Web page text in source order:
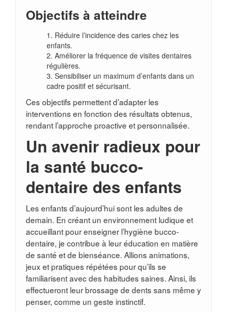
Objectifs à atteindre
Réduire l’incidence des caries chez les
enfants.
Améliorer la fréquence de visites dentaires
régulières.
Sensibiliser un maximum d’enfants dans un
cadre positif et sécurisant.
Ces objectifs permettent d’adapter les
interventions en fonction des résultats obtenus,
rendant l’approche proactive et personnalisée.
Un avenir radieux pour
la santé bucco-
dentaire des enfants
Les enfants d’aujourd’hui sont les adultes de
demain. En créant un environnement ludique et
accueillant pour enseigner l’hygiène bucco-
dentaire, je contribue à leur éducation en matière
de santé et de bienséance. Allions animations,
jeux et pratiques répétées pour qu’ils se
familiarisent avec des habitudes saines. Ainsi, ils
effectueront leur brossage de dents sans même y
penser, comme un geste instinctif.